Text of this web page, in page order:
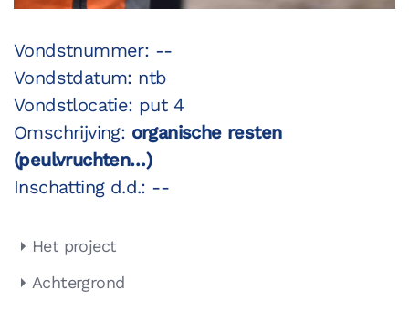
Vondstnummer: --
Vondstdatum: ntb
Vondstlocatie: put 4
Omschrijving: organische resten
(peulvruchten…)
Inschatting d.d.: --
Het project
Achtergrond